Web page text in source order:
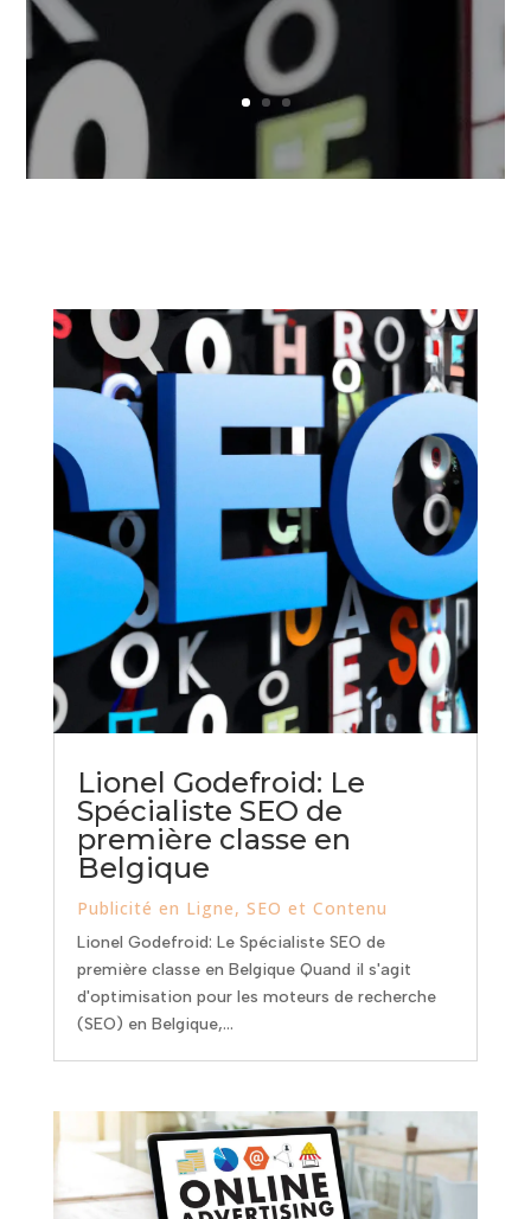
Lionel Godefroid: Le
Spécialiste SEO de
première classe en
Belgique
Publicité en Ligne, SEO et Contenu
Lionel Godefroid: Le Spécialiste SEO de
première classe en Belgique Quand il s'agit
d'optimisation pour les moteurs de recherche
(SEO) en Belgique,...